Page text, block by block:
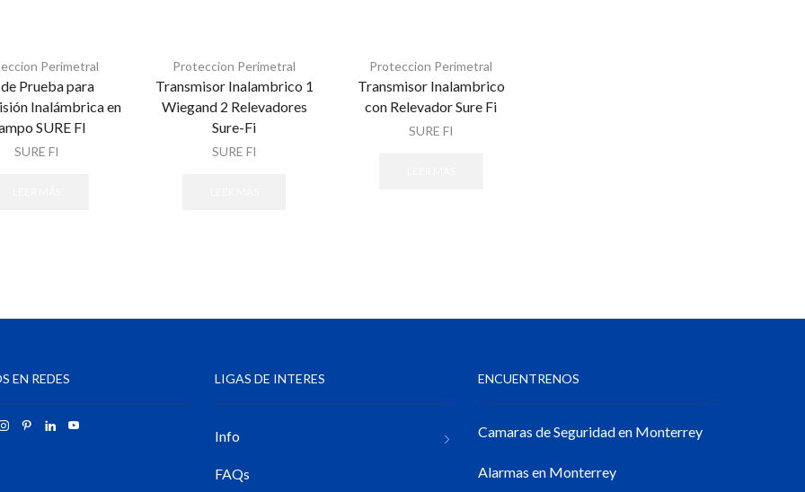
Perimetral
Prueba para
Inalámbrica en
SURE FI
SURE FI
Proteccion Perimetral
Transmisor Inalambrico 1
Wiegand 2 Relevadores
Sure-Fi
SURE FI
Proteccion Perimetral
Transmisor Inalambrico
con Relevador Sure Fi
SURE FI
EN REDES LIGAS DE INTERES
Info
FAQs
ENCUENTRENOS
Camaras de Seguridad en Monterrey
Alarmas en Monterrey